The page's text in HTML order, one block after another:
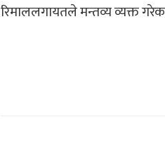
रिमाललगायतले मन्तव्य व्यक्त